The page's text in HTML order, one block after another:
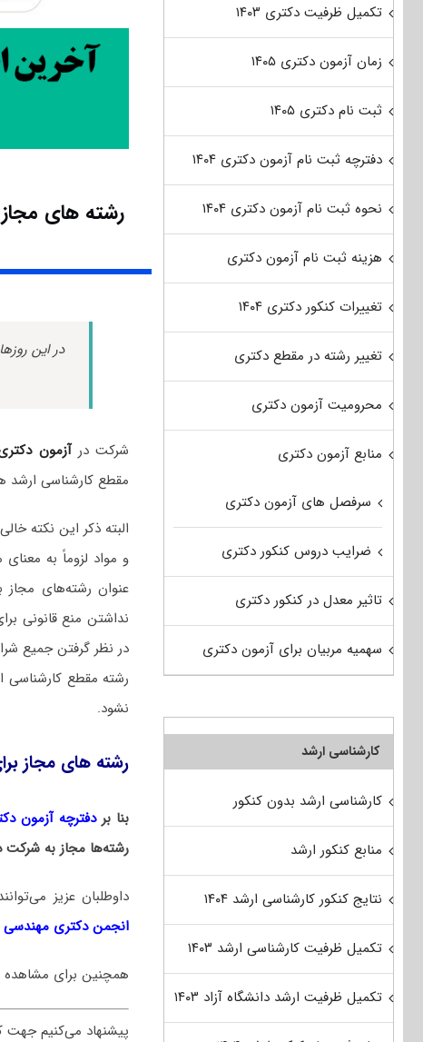
رشته های
در این
شرکت درآزمون
مقطع کارشناسی ارشد
البته ذکر این نکته
و مواد لزوماً به
عنوان رشته‌های
نداشتن منع قانونی
در نظر گرفتن جمیع
رشته مقطع کارشناسی
نشود.
رشته های مجاز
بنا بردفترچه آزمون دکتری
رشته‌ها مجاز به شرکت
داوطلبان عزیز
انجمن دکتری مهندسی
همچنین برای مشاهده
پیشنهاد می‌کنیم
تکمیل ظرفیت دکتری ۱۴۰۳
زمان آزمون دکتری ۱۴۰۵
ثبت نام دکتری ۱۴۰۵
دفترچه ثبت نام آزمون دکتری ۱۴۰۴
نحوه ثبت نام آزمون دکتری ۱۴۰۴
هزینه ثبت نام آزمون دکتری
تغییرات کنکور دکتری ۱۴۰۴
تغییر رشته در مقطع دکتری
محرومیت آزمون دکتری
منابع آزمون دکتری
سرفصل های آزمون دکتری
ضرایب دروس کنکور دکتری
تاثیر معدل در کنکور دکتری
سهمیه مربیان برای آزمون دکتری
کارشناسی ارشد
کارشناسی ارشد بدون کنکور
منابع کنکور ارشد
نتایج کنکور کارشناسی ارشد ۱۴۰۴
تکمیل ظرفیت کارشناسی ارشد ۱۴۰۳
تکمیل ظرفیت ارشد دانشگاه آزاد ۱۴۰۳